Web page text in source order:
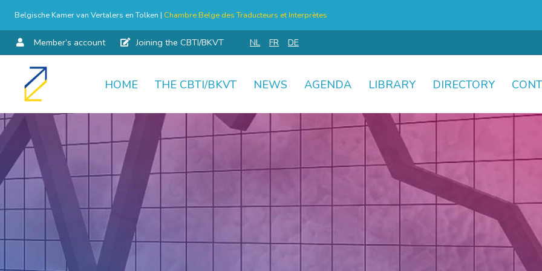
Belgische Kamer van Vertalers en Tolken | Chambre Belge des Traducteurs et Interprètes
Member’s account Joining the CBTI/BKVT NL FR DE
Skip
content
HOME THE CBTI/BKVT NEWS AGENDA LIBRARY DIRECTORY